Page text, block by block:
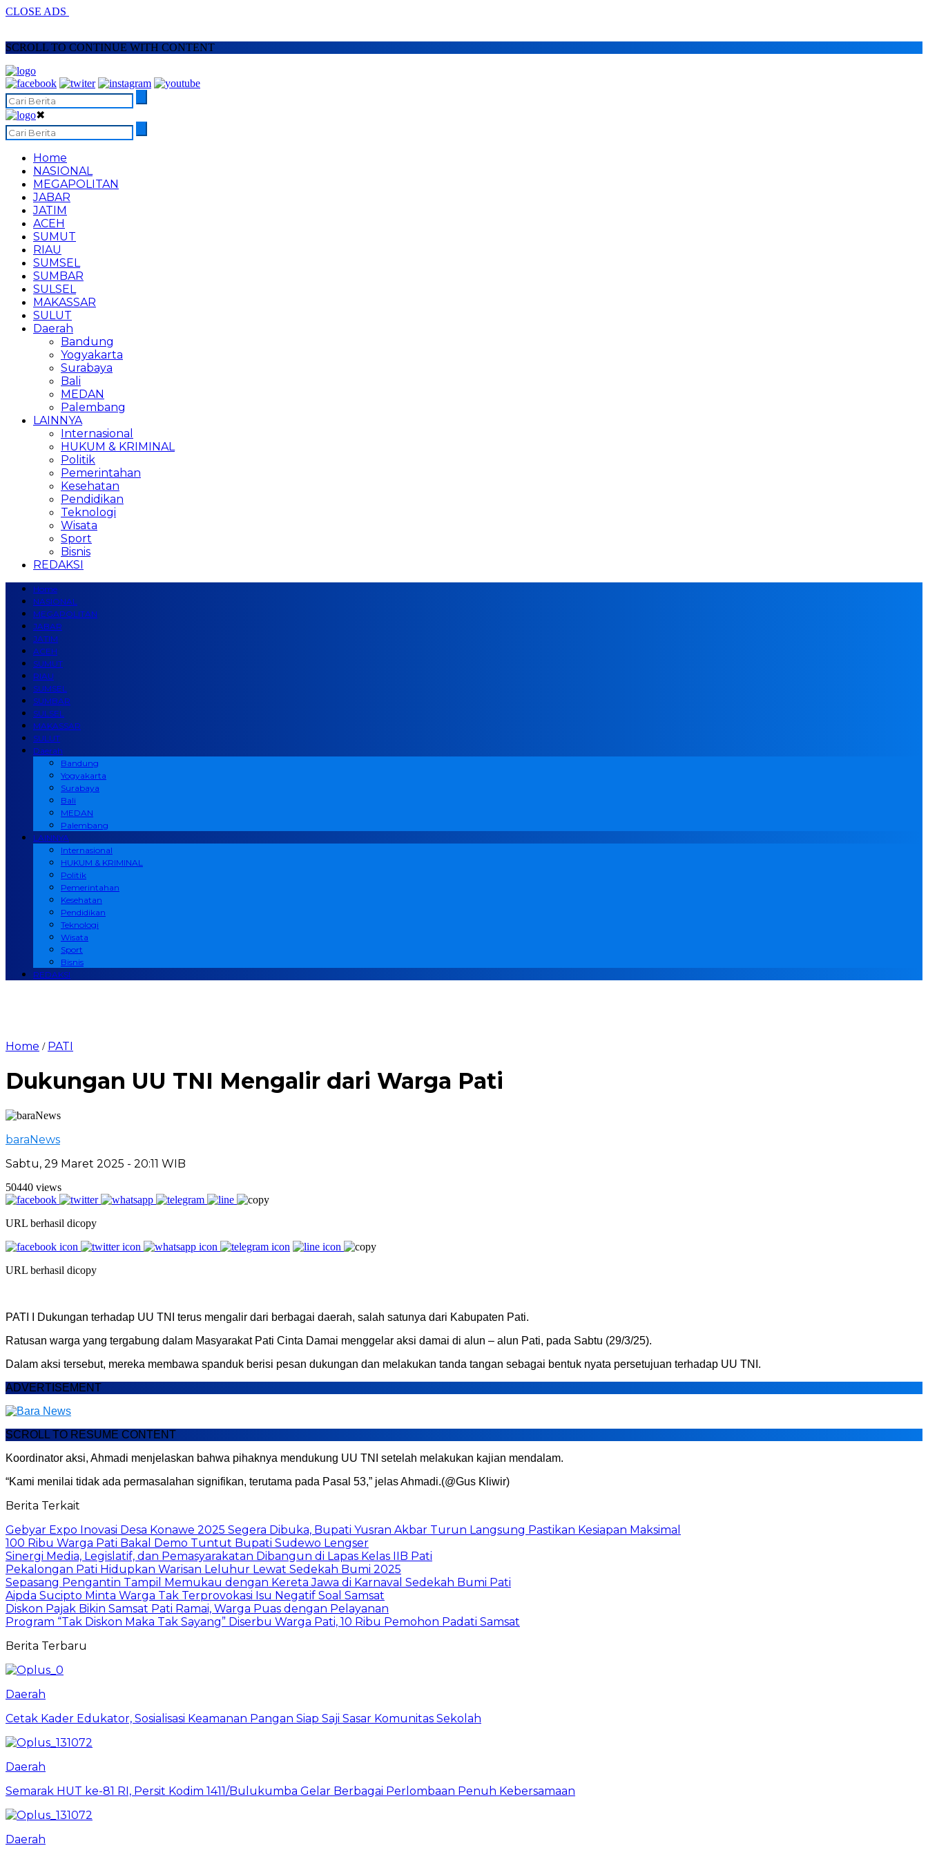
CLOSE ADS
SCROLL TO CONTINUE WITH CONTENT
✖
Home
NASIONAL
MEGAPOLITAN
JABAR
JATIM
ACEH
SUMUT
RIAU
SUMSEL
SUMBAR
SULSEL
MAKASSAR
SULUT
Daerah
Bandung
Yogyakarta
Surabaya
Bali
MEDAN
Palembang
LAINNYA
Internasional
HUKUM & KRIMINAL
Politik
Pemerintahan
Kesehatan
Pendidikan
Teknologi
Wisata
Sport
Bisnis
REDAKSI
Home
NASIONAL
MEGAPOLITAN
JABAR
JATIM
ACEH
SUMUT
RIAU
SUMSEL
SUMBAR
SULSEL
MAKASSAR
SULUT
Daerah
Bandung
Yogyakarta
Surabaya
Bali
MEDAN
Palembang
LAINNYA
Internasional
HUKUM & KRIMINAL
Politik
Pemerintahan
Kesehatan
Pendidikan
Teknologi
Wisata
Sport
Bisnis
REDAKSI
Home / PATI
Dukungan UU TNI Mengalir dari Warga Pati
baraNews
Sabtu, 29 Maret 2025 - 20:11 WIB
50440 views
URL berhasil dicopy
URL berhasil dicopy
PATI I Dukungan terhadap UU TNI terus mengalir dari berbagai daerah, salah satunya dari Kabupaten Pati.
Ratusan warga yang tergabung dalam Masyarakat Pati Cinta Damai menggelar aksi damai di alun – alun Pati, pada Sabtu (29/3/25).
Dalam aksi tersebut, mereka membawa spanduk berisi pesan dukungan dan melakukan tanda tangan sebagai bentuk nyata persetujuan terhadap UU TNI.
ADVERTISEMENT
SCROLL TO RESUME CONTENT
Koordinator aksi, Ahmadi menjelaskan bahwa pihaknya mendukung UU TNI setelah melakukan kajian mendalam.
“Kami menilai tidak ada permasalahan signifikan, terutama pada Pasal 53,” jelas Ahmadi.(@Gus Kliwir)
Berita Terkait
Gebyar Expo Inovasi Desa Konawe 2025 Segera Dibuka, Bupati Yusran Akbar Turun Langsung Pastikan Kesiapan Maksimal
100 Ribu Warga Pati Bakal Demo Tuntut Bupati Sudewo Lengser
Sinergi Media, Legislatif, dan Pemasyarakatan Dibangun di Lapas Kelas IIB Pati
Pekalongan Pati Hidupkan Warisan Leluhur Lewat Sedekah Bumi 2025
Sepasang Pengantin Tampil Memukau dengan Kereta Jawa di Karnaval Sedekah Bumi Pati
Aipda Sucipto Minta Warga Tak Terprovokasi Isu Negatif Soal Samsat
Diskon Pajak Bikin Samsat Pati Ramai, Warga Puas dengan Pelayanan
Program “Tak Diskon Maka Tak Sayang” Diserbu Warga Pati, 10 Ribu Pemohon Padati Samsat
Berita Terbaru
Daerah
Cetak Kader Edukator, Sosialisasi Keamanan Pangan Siap Saji Sasar Komunitas Sekolah
Daerah
Semarak HUT ke-81 RI, Persit Kodim 1411/Bulukumba Gelar Berbagai Perlombaan Penuh Kebersamaan
Daerah